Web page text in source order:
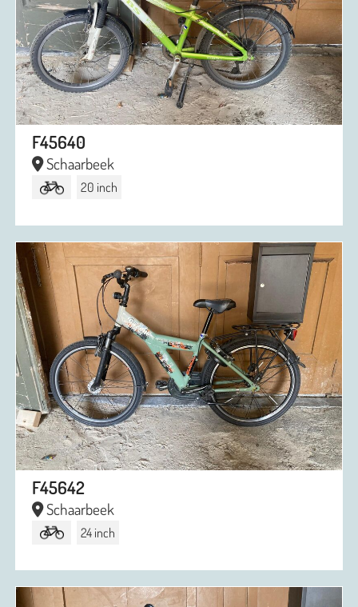
F45640
Schaarbeek
20 inch
F45642
Schaarbeek
24 inch